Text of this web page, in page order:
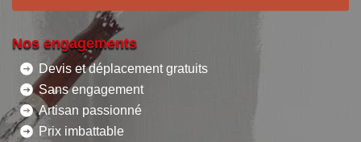
Nos engagements
Devis et déplacement gratuits
Sans engagement
Artisan passionné
Prix imbattable